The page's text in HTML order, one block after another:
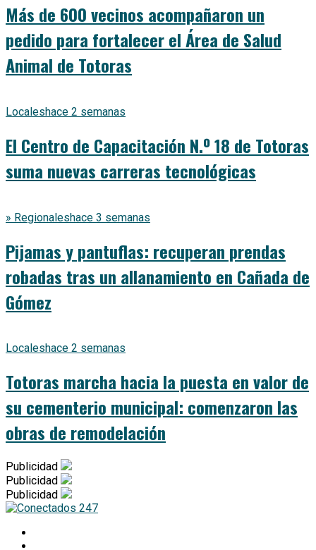
Más de 600 vecinos acompañaron un
pedido para fortalecer el Área de Salud
Animal de Totoras
Localeshace 2 semanas
El Centro de Capacitación N.º 18 de Totoras
suma nuevas carreras tecnológicas
» Regionaleshace 3 semanas
Pijamas y pantuflas: recuperan prendas
robadas tras un allanamiento en Cañada de
Gómez
Localeshace 2 semanas
Totoras marcha hacia la puesta en valor de
su cementerio municipal: comenzaron las
obras de remodelación
Publicidad
Publicidad
Publicidad